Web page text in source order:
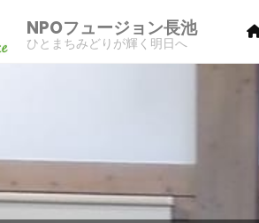
NPOフュージョン長池
ひとまちみどりが輝く明日へ